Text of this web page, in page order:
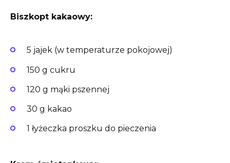
Biszkopt kakaowy:
5 jajek (w temperaturze pokojowej)
150 g cukru
120 g mąki pszennej
30 g kakao
1 łyżeczka proszku do pieczenia